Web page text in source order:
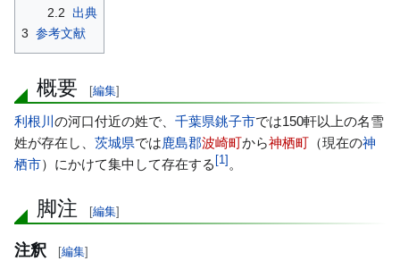
に
2.2 出典
3 参考文献
概要 [編集]
利根川 の河口付近の姓で、 千葉県銚子市では150軒以上の名雪
姓が存在し、 茨城県では鹿島郡波崎町から神栖町 （現在の神
栖市）にかけて集中して存在する [1 ] 。
脚注 [編集]
注釈 [編集]